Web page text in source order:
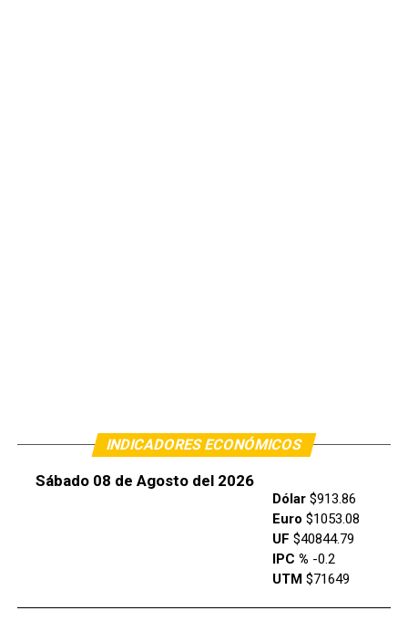
INDICADORES ECONÓMICOS
Sábado 08 de Agosto del 2026
Dólar$913.86
Euro $1053.08
UF $40844.79
IPC % -0.2
UTM$71649